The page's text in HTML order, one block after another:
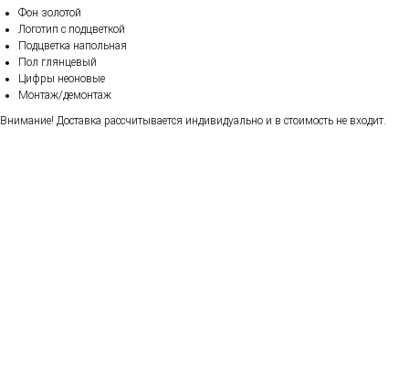
Фон золотой
Логотип с подцветкой
Подцветка напольная
Пол глянцевый
Цифры неоновые
Монтаж/демонтаж
Внимание! Доставка рассчитывается индивидуально и в стоимость не входит.